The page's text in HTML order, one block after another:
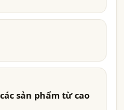
sản phẩm từ cao